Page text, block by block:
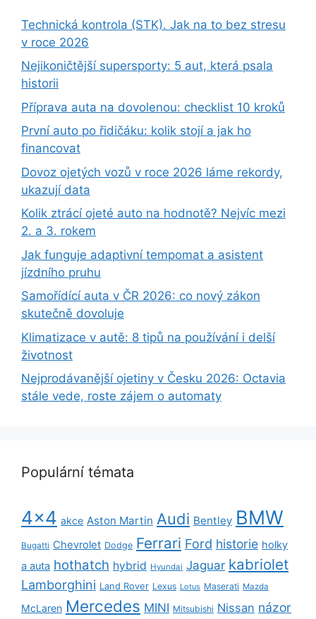
Technická kontrola (STK). Jak na to bez stresu
v roce 2026
Nejikoničtější supersporty: 5 aut, která psala
historii
Příprava auta na dovolenou: checklist 10 kroků
První auto po řidičáku: kolik stojí a jak ho
financovat
Dovoz ojetých vozů v roce 2026 láme rekordy,
ukazují data
Kolik ztrácí ojeté auto na hodnotě? Nejvíc mezi
2. a 3. rokem
Jak funguje adaptivní tempomat a asistent
jízdního pruhu
Samořídící auta v ČR 2026: co nový zákon
skutečně dovoluje
Klimatizace v autě: 8 tipů na používání i delší
životnost
Nejprodávanější ojetiny v Česku 2026: Octavia
stále vede, roste zájem o automaty
Populární témata
4x4 akce Aston Martin Audi Bentley BMW
Bugatti Chevrolet Dodge Ferrari Ford historie holky
a auta hothatch hybrid Hyundai Jaguar kabriolet
Lamborghini Land Rover Lexus Lotus Maserati Mazda
McLaren Mercedes MINI Mitsubishi Nissan názor